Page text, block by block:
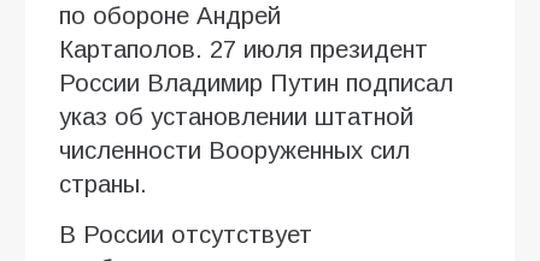
по обороне Андрей
Картаполов. 27 июля президент
России Владимир Путин подписал
указ об установлении штатной
численности Вооруженных сил
страны.
В России отсутствует